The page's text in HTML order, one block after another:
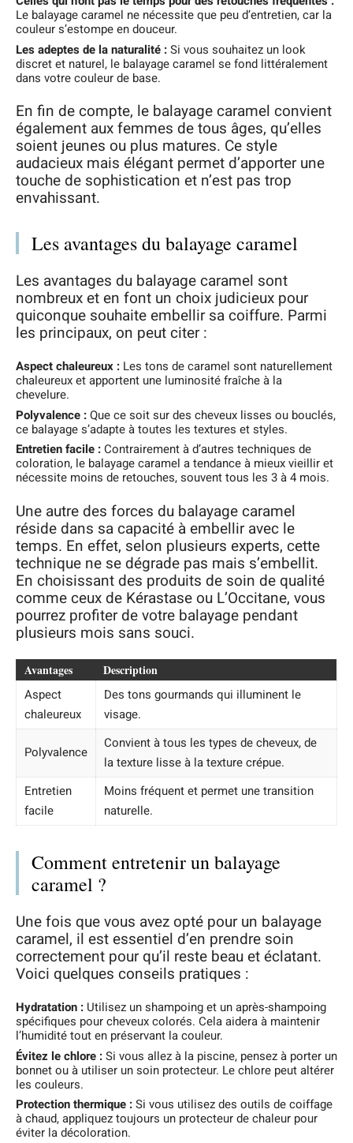
Le balayage caramel ne nécessite que peu d’entretien, car la
couleur s’estompe en douceur.
Les adeptes de la naturalité :Si vous souhaitez un look
discret et naturel, le balayage caramel se fond littéralement
dans votre couleur de base.
En fin de compte, le balayage caramel convient
également aux femmes de tous âges, qu’elles
soient jeunes ou plus matures. Ce style
audacieux mais élégant permet d’apporter une
touche de sophistication et n’est pas trop
envahissant.
Les avantages du balayage caramel
Les avantages du balayage caramel sont
nombreux et en font un choix judicieux pour
quiconque souhaite embellir sa coiffure. Parmi
les principaux, on peut citer :
Aspect chaleureux : Les tons de caramel sont naturellement
chaleureux et apportent une luminosité fraîche à la
chevelure.
Polyvalence :Que ce soit sur des cheveux lisses ou bouclés,
ce balayage s’adapte à toutes les textures et styles.
Entretien facile :Contrairement à d’autres techniques de
coloration, le balayage caramel a tendance à mieux vieillir et
nécessite moins de retouches, souvent tous les 3 à 4 mois.
Une autre des forces du balayage caramel
réside dans sa capacité à embellir avec le
temps. En effet, selon plusieurs experts, cette
technique ne se dégrade pas mais s’embellit.
En choisissant des produits de soin de qualité
comme ceux de Kérastase ou L’Occitane, vous
pourrez profiter de votre balayage pendant
plusieurs mois sans souci.
Avantages Description
Aspect
chaleureux
Des tons gourmands qui illuminent le
visage.
Polyvalence
Convient à tous les types de cheveux, de
la texture lisse à la texture crépue.
Entretien
facile
Moins fréquent et permet une transition
naturelle.
Comment entretenir un balayage
caramel ?
Une fois que vous avez opté pour un balayage
caramel, il est essentiel d’en prendre soin
correctement pour qu’il reste beau et éclatant.
Voici quelques conseils pratiques :
Hydratation : Utilisez un shampoing et un après-shampoing
spécifiques pour cheveux colorés. Cela aidera à maintenir
l’humidité tout en préservant la couleur.
Évitez le chlore :Si vous allez à la piscine, pensez à porter un
bonnet ou à utiliser un soin protecteur. Le chlore peut altérer
les couleurs.
Protection thermique :Si vous utilisez des outils de coiffage
à chaud, appliquez toujours un protecteur de chaleur pour
éviter la décoloration.